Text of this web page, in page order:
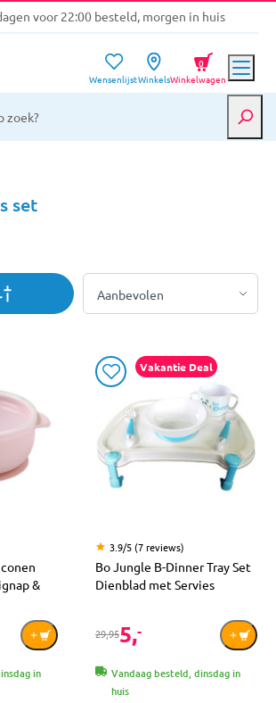
voor 22:00 besteld, morgen in huis
Gratis verzending vanaf €39,-
voor 22:00 besteld, morgen in huis
WensenlijstWinkelsWinkelwagen
0
set
&
in
Vakantie Deal
3.9/5 (7 reviews)
Bo Jungle B-Dinner Tray Set
Dienblad met Servies
29,955,-
Vandaag besteld, dinsdag in
huis